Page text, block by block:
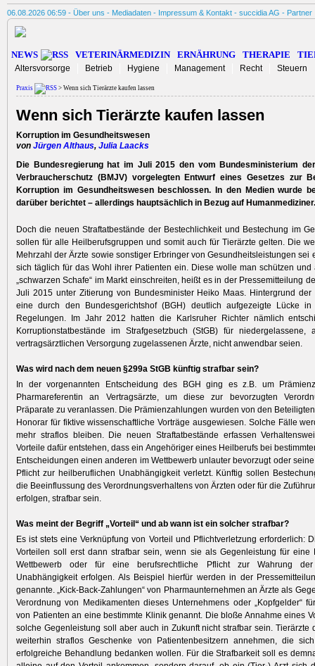
06.08.2026 06:59 - Über uns - Mediadaten - Impressum & Kontakt - succidia AG - Partner
NEWS VETERINÄRMEDIZIN ERNÄHRUNG THERAPIE
Altersvorsorge Betrieb Hygiene Management Recht Steuern
Praxis > Wenn sich Tierärzte kaufen lassen
Wenn sich Tierärzte kaufen lassen
Korruption im Gesundheitswesen
von Jürgen Althaus, Julia Laacks
Die Bundesregierung hat im Juli 2015 den vom Bundesministerium
Verbraucherschutz (BMJV) vorgelegten Entwurf eines Gesetzes zur
Korruption im Gesundheitswesen beschlossen. In den Medien wurde
darüber berichtet – allerdings hauptsächlich in Bezug auf Humanmediziner.
Doch die neuen Straftatbestände der Bestechlichkeit und Bestechung im
sollen für alle Heilberufsgruppen und somit auch für Tierärzte gelten. Die
Mehrzahl der Ärzte sowie sonstiger Erbringer von Gesundheitsleistungen sei
sich täglich für das Wohl ihrer Patienten ein. Diese wolle man schützen
„schwarzen Schafe“ im Markt einschreiten, heißt es in der Pressemitteilung
Juli 2015 unter Zitierung von Bundesminister Heiko Maas. Hintergrund der
eine durch den Bundesgerichtshof (BGH) deutlich aufgezeigte Lücke
Regelungen. Im Jahr 2012 hatten die Karlsruher Richter nämlich
Korruptionstatbestände im Strafgesetzbuch (StGB) für
vertragsärztlichen Versorgung zugelassenen Ärzte, nicht anwendbar seien.
Was wird nach dem neuen §299a StGB künftig strafbar sein?
In der vorgenannten Entscheidung des BGH ging es z.B. um
Pharmareferentin an Vertragsärzte, um diese zur bevorzugten
Präparate zu veranlassen. Die Prämienzahlungen wurden von den
Honorar für fiktive wissenschaftliche Vorträge ausgewiesen. Solche Fälle
mehr straflos bleiben. Die neuen Straftatbestände erfassen
Vorteile dafür entstehen, dass ein Angehöriger eines Heilberufs bei
Entscheidungen einen anderen im Wettbewerb unlauter bevorzugt oder
Pflicht zur heilberuflichen Unabhängigkeit verletzt. Künftig sollen
die Beeinflussung des Verordnungsverhaltens von Ärzten oder für die
erfolgen, strafbar sein.
Was meint der Begriff „Vorteil“ und ab wann ist ein solcher strafbar?
Es ist stets eine Verknüpfung von Vorteil und Pflichtverletzung erforderlich:
Vorteilen soll erst dann strafbar sein, wenn sie als Gegenleistung für eine
Wettbewerb oder für eine berufsrechtliche Pflicht zur Wahrung der
Unabhängigkeit erfolgen. Als Beispiel hierfür werden in der
genannte. „Kick-Back-Zahlungen“ von Pharmaunternehmen an Ärzte als
Verordnung von Medikamenten dieses Unternehmens oder „Kopfgelder“
von Patienten an eine bestimmte Klinik genannt. Die bloße Annahme eines
solche Gegenleistung soll aber auch in Zukunft nicht strafbar sein. Tierärzte
weiterhin straflos Geschenke von Patientenbesitzern annehmen, die
erfolgreiche Behandlung bedanken wollen. Für die Strafbarkeit soll es